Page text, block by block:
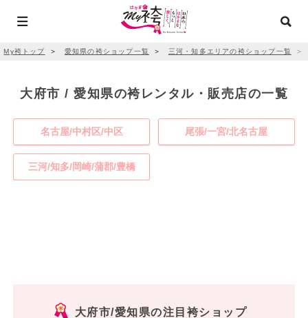
My袴トップ ＞ 愛知県の袴ショップ一覧 ＞ 三河・知多エリアの袴ショップ一覧 ＞
大府市 / 愛知県の袴レンタル・販売店の一覧
名古屋/中村区/中区 尾張/一宮/北名古屋
三河/知多/岡崎/蒲郡/豊橋
大府市/愛知県の注目袴ショップ